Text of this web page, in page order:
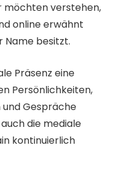
möchten verstehen,
online erwähnt
Name besitzt.
Präsenz eine
Persönlichkeiten,
Gespräche
die mediale
kontinuierlich